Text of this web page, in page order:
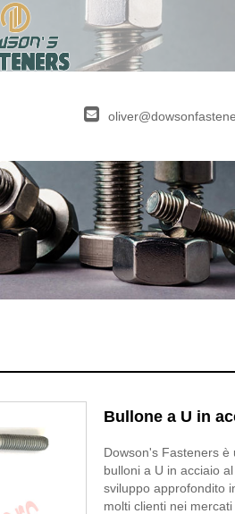
Bullone a U in
Dowson's Fasteners
bulloni a U in acciaio
sviluppo approfondito
molti clienti nei